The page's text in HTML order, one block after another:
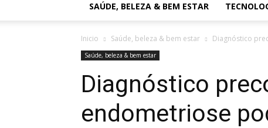
SAÚDE, BELEZA & BEM ESTAR
Inicio Saúde, beleza & bem estar Diagnóstico
Saúde, beleza & bem estar
Diagnóstico
endometriose